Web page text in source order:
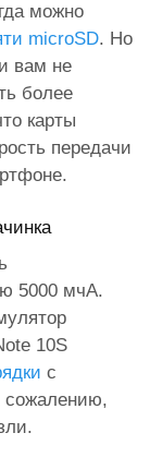
можно
microSD. Но
вам не
более
карты
передачи
5000 мчА.
10S
с
сожалению,